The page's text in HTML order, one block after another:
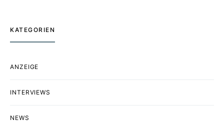
KATEGORIEN
ANZEIGE
INTERVIEWS
NEWS